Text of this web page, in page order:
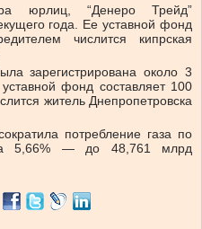
юрлиц, “Денеро Трейд”
года. Ее уставной фонд
числится кипрская
зарегистрирована около 3
фонд составляет 100
житель Днепропетровска
потребление газа по
5,66% — до 48,761 млрд